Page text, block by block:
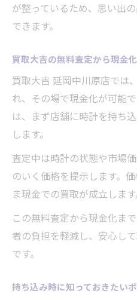
が整っているため、思い出
できます。
買取大吉の無料査定から現金
買取大吉 延岡中川原店では
れ、その場で現金化が可能
は、まず店舗に時計を持ち
します。
査定中は時計の状態や市場
のいく価格を提示します。
ま現金での買取が成立します
この無料査定から現金化ま
者の負担を軽減し、安心し
です。
持ち込み時に知っておきたい